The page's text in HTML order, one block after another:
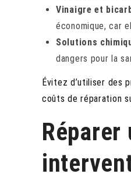
Vinaigre et
économique, car
Solutions
dangers pour la
Évitez d’utiliser des
coûts de réparation